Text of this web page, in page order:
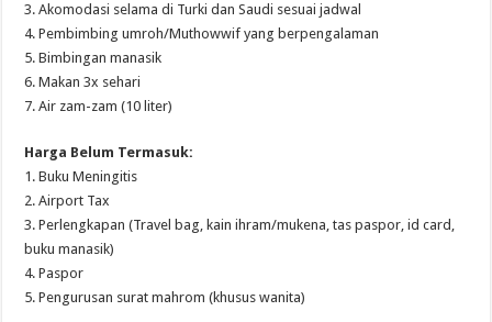
3. Akomodasi selama di Turki dan Saudi sesuai jadwal
4. Pembimbing umroh/Muthowwif yang berpengalaman
5. Bimbingan manasik
6. Makan 3x sehari
7. Air zam-zam (10 liter)
Harga Belum Termasuk:
1. Buku Meningitis
2. Airport Tax
3. Perlengkapan (Travel bag, kain ihram/mukena, tas paspor, id card,
buku manasik)
4. Paspor
5. Pengurusan surat mahrom (khusus wanita)